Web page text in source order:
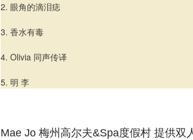
2. 眼角的滴泪痣
3. 香水有毒
4. Olivia 同声传译
5. 明 李
Mae Jo 梅州高尔夫&Spa度假村 提供双